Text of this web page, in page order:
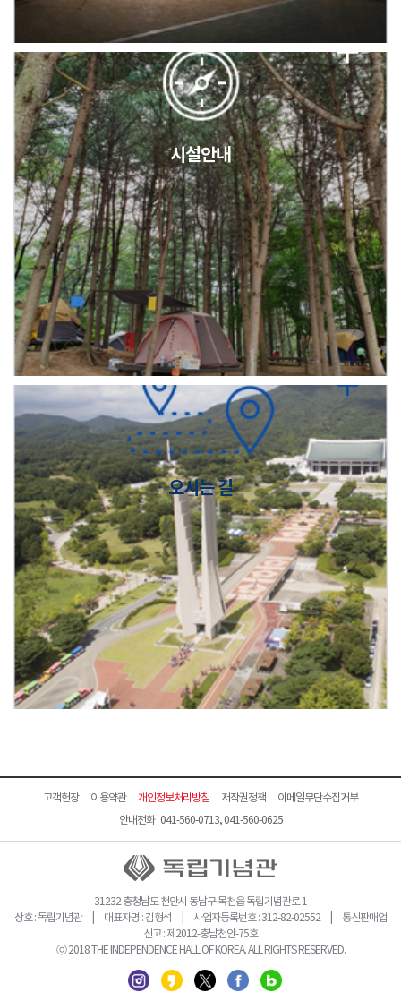
시설안내
오시는 길
고객헌장 이용약관 개인정보처리방침 저작권정책
이메일무단수집거부
안내전화 041-560-0713, 041-560-0625
31232 충청남도 천안시 동남구 목천읍 독립기념관로 1
상호 : 독립기념관 | 대표자명 : 김형석 | 사업자등록번호 : 312-82-02552 | 통신판매업
신고 : 제2012-충남천안-75호
ⓒ 2018 THE INDEPENDENCE HALL OF KOREA. ALL RIGHTS RESERVED.